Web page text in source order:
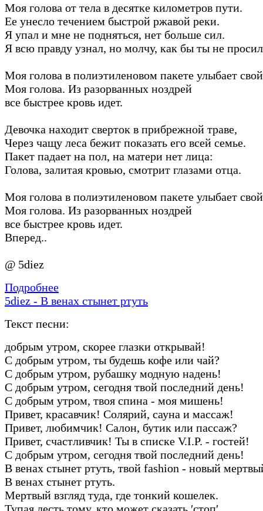
Моя голова от тела в десятке километров пути.
Ее унесло течением быстрой ржавой реки.
Я упал и мне не подняться, нет больше сил.
Я всю правду узнал, но молчу, как бы ты не
Моя голова в полиэтиленовом пакете улыбает
Моя голова. Из разорванных ноздрей
все быстрее кровь идет.
Девочка находит сверток в прибрежной траве,
Через чащу леса бежит показать его всей семье.
Пакет падает на пол, на матери нет лица:
Голова, залитая кровью, смотрит глазами отца.
Моя голова в полиэтиленовом пакете улыбает
Моя голова. Из разорванных ноздрей
все быстрее кровь идет.
Вперед..
@ 5diez
Подробнее
5diez - В венах стынет ртуть
Текст песни:
добрым утром, скорее глазки открывай!
С добрым утром, ты будешь кофе или чай?
С добрым утром, рубашку модную надень!
С добрым утром, сегодня твой последний день!
С добрым утром, твоя спина - моя мишень!
Привет, красавчик! Солярий, сауна и массаж!
Привет, любимчик! Салон, бутик или пассаж?
Привет, счастливчик! Ты в списке V.I.P. - гостей!
С добрым утром, сегодня твой последний день!
В венах стынет ртуть, твой fashion - новый
В венах стынет ртуть.
Мертвый взгляд туда, где тонкий кошелек.